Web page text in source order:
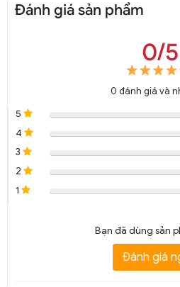
Đánh giá sản phẩm
0/5
0 đánh giá và
5
4
3
2
1
Bạn đã dùng sản
Đánh giá